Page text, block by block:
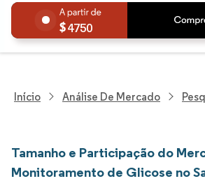
4750
Início Análise De Mercado
Tamanho e Participação do
Monitoramento de Glicose no